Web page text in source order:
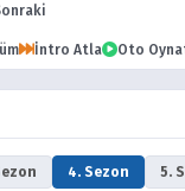
İntro Atla Oto
4. Sezon 5.